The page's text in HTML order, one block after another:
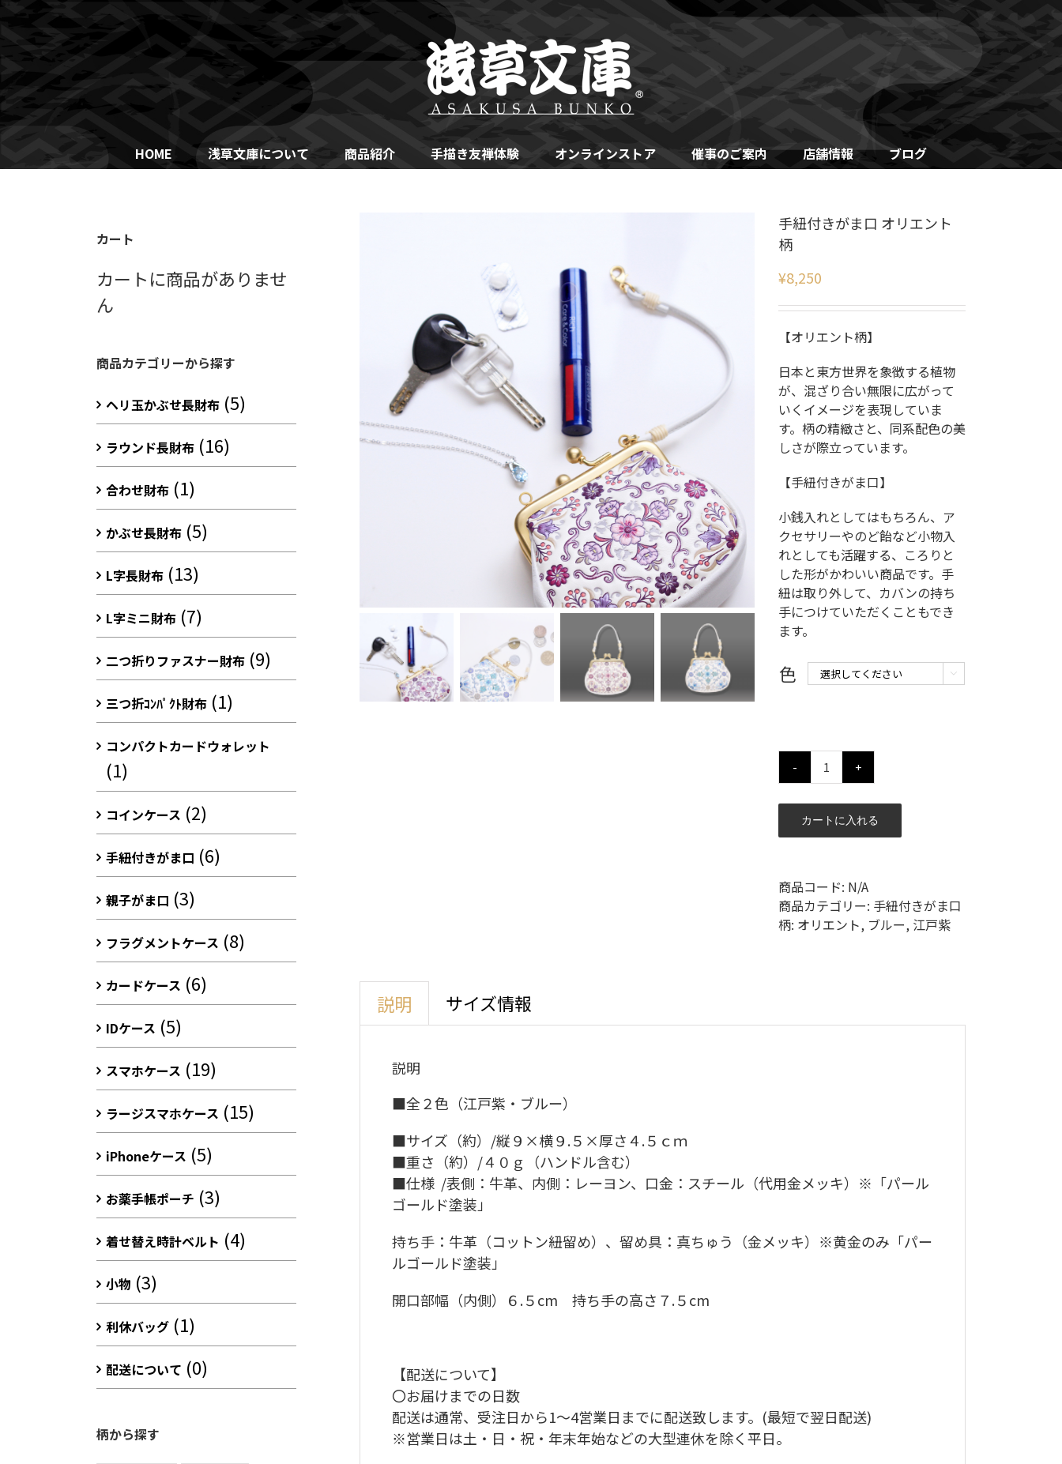
Skip
to
content
HOME 浅草文庫について 商品紹介 手描き友禅体験 オンラインストア 催事のご案内 店舗情報 ブログ
手紐付きがま口 オリエント
柄
¥8,250
【オリエント柄】
日本と東方世界を象徴する植物
が、混ざり合い無限に広がって
いくイメージを表現していま
す。柄の精緻さと、同系配色の美
しさが際立っています。
【手紐付きがま口】
小銭入れとしてはもちろん、ア
クセサリーやのど飴など小物入
れとしても活躍する、ころりと
した形がかわいい商品です。手
紐は取り外して、カバンの持ち
手につけていただくこともでき
ます。
色 
数
カートに入れる
商品コード: N/A
商品カテゴリー: 手紐付きがま口
柄: オリエント, ブルー, 江戸紫
説明 サイズ情報
説明
■全２色（江戸紫・ブルー）
■サイズ（約）/縦９×横９.５×厚さ４.５ｃｍ
■重さ（約）/４０ｇ（ハンドル含む）
■仕様 /表側：牛革、内側：レーヨン、口金：スチール（代用金メッキ）※「パール
ゴールド塗装」
持ち手：牛革（コットン紐留め）、留め具：真ちゅう（金メッキ）※黄金のみ「パー
ルゴールド塗装」
開口部幅（内側）６.５cm 持ち手の高さ７.５cm
【配送について】
〇お届けまでの日数
配送は通常、受注日から1～4営業日までに配送致します。(最短で翌日配送)
※営業日は土・日・祝・年末年始などの大型連休を除く平日。
カート
カートに商品がありませ
ん
商品カテゴリーから探す
ヘリ玉かぶせ長財布 (5)
ラウンド長財布 (16)
合わせ財布 (1)
かぶせ長財布 (5)
L字長財布 (13)
L字ミニ財布 (7)
二つ折りファスナー財布 (9)
三つ折ｺﾝﾊﾟｸﾄ財布 (1)
コンパクトカードウォレット
(1)
コインケース (2)
手紐付きがま口 (6)
親子がま口 (3)
フラグメントケース (8)
カードケース (6)
IDケース (5)
スマホケース (19)
ラージスマホケース (15)
iPhoneケース (5)
お薬手帳ポーチ (3)
着せ替え時計ベルト (4)
小物 (3)
利休バッグ (1)
配送について (0)
柄から探す